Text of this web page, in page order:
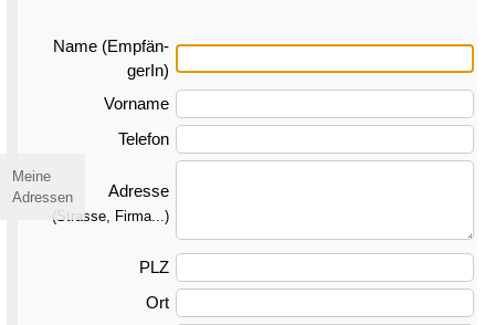
Name (Emp­fän­
gerIn)
Vorname
Telefon
Adresse
(Strasse, Firma...)
PLZ
Ort
Meine
Adressen